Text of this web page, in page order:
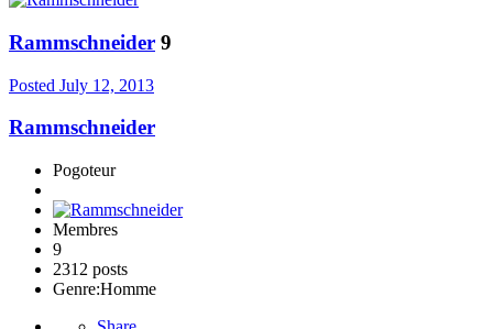
Rammschneider 9
Posted July 12, 2013
Rammschneider
Pogoteur
Membres
9
2312 posts
Genre:Homme